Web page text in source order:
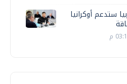
ستدعم أوكرانيا